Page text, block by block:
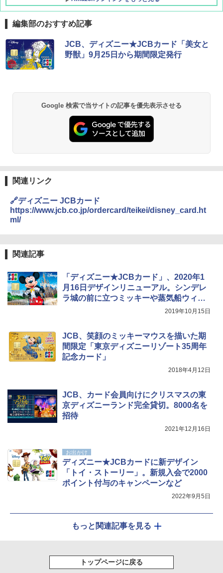
BUNDOK(バンドック)ソロ ドーム 1 EX BDK
-08EX カーキ ソロキャンプ ポリエステル フ
レーム テント
GRANDOOR ステンレス保冷剤 2個セット 2
コンパクト 保冷力長持ち
￥6,459
ア/オフィス/教育現場/展示会用 緑
￥1,180
保護 日光可読lcd 7種類ノズル付き
￥7,299
編集部のおすすめ記事
JCB、ディズニー★JCBカード「美女と
野獣」9月25日から期間限定発行
Google 検索で当サイトの記事を優先表示させる
関連リンク
🔗ディズニー JCBカード
https://www.jcb.co.jp/ordercard/teikei/disney_card.ht
ml/
関連記事
「ディズニー★JCBカード」、2020年1
月16日デザインリニューアル。シンデレ
ラ城の前に立つミッキーや蒸気船ウィリ
2019年10月15日
JCB、笑顔のミッキーマウスを描いた期
間限定「東京ディズニーリゾート35周年
記念カード」
2018年4月12日
JCB、カード会員向けにクリスマスの東
京ディズニーランド完全貸切。8000名を
招待
2021年12月16日
お出かけ
ディズニー★JCBカードに新デザイン
「トイ・ストーリー」。新規入会で2000
ポイント付与のキャンペーンなど
2022年9月5日
もっと関連記事を見る
トップページに戻る